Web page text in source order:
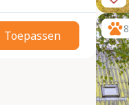
Toepassen